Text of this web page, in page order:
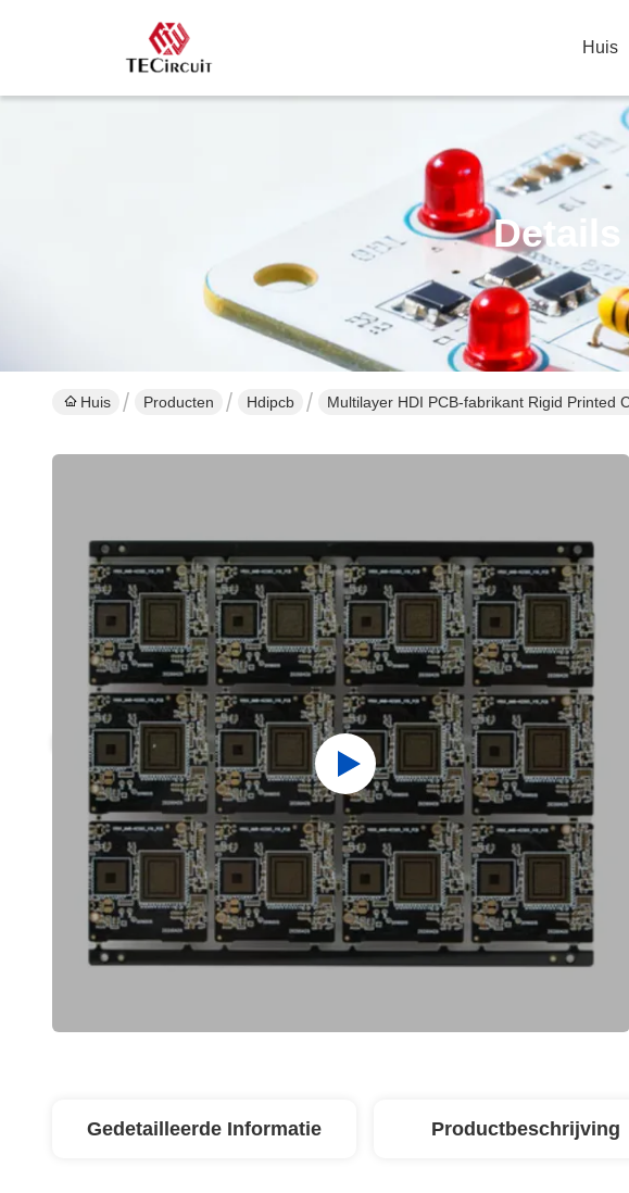
Huis
Huis Producten Hdipcb Multilayer HDI PCB-fabrikant Rigid Printed
Gedetailleerde Informatie Productbeschrijving